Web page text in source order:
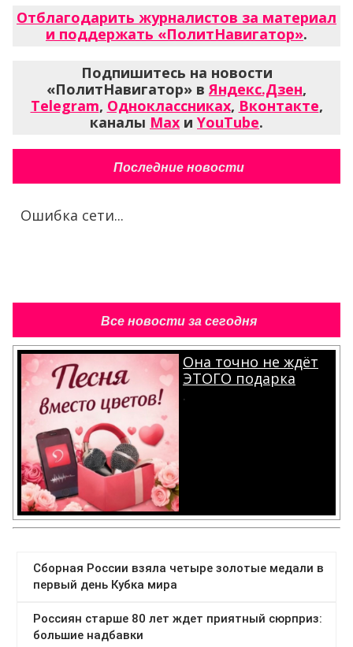
Отблагодарить журналистов за материал
и поддержать «ПолитНавигатор».
Подпишитесь на новости
«ПолитНавигатор» вЯндекс.Дзен,
Telegram, Одноклассниках, Вконтакте,
каналы Max и YouTube.
Последние новости
Ошибка сети...
Все новости за сегодня
Она точно не ждёт
ЭТОГО подарка
.